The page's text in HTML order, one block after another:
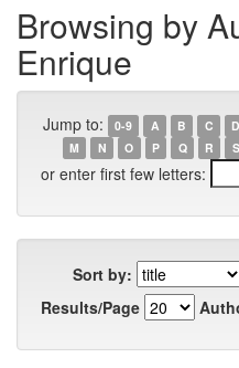
Browsing by
Enrique
Jump to: 0-9 A B C D
M
N O P Q R S
or enter first few letters:
Sort by:
Results/Page